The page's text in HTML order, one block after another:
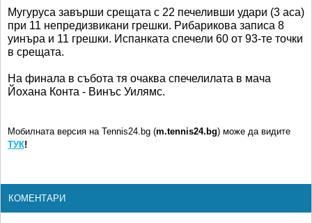
Мугуруса завърши срещата с 22 печеливши удари (3 аса)
при 11 непредизвикани грешки. Рибарикова записа 8
уинъра и 11 грешки. Испанката спечели 60 от 93-те точки
в срещата.
На финала в събота тя очаква спечелилата в мача
Йохана Конта - Винъс Уилямс.
Мобилната версия на Tennis24.bg (m.tennis24.bg) може да видите
ТУК!
КОМЕНТАРИ